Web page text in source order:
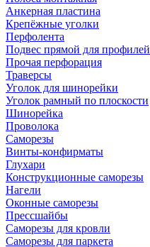
Анкерная пластина
Крепёжные уголки
Перфолента
Подвес прямой для профилей
Прочая перфорация
Траверсы
Уголок для шинорейки
Уголок рамный по плоскости
Шинорейка
Проволока
Саморезы
Винты-конфирматы
Глухари
Конструкционные саморезы
Нагели
Оконные саморезы
Прессшайбы
Саморезы для кровли
Саморезы для паркета